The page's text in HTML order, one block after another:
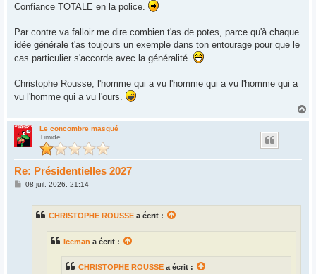
Confiance TOTALE en la police.
Par contre va falloir me dire combien t'as de potes, parce qu'à chaque
idée générale t'as toujours un exemple dans ton entourage pour que le
cas particulier s'accorde avec la généralité.
Christophe Rousse, l'homme qui a vu l'homme qui a vu l'homme qui a
vu l'homme qui a vu l'ours.
Le concombre masqué
Timide
Re: Présidentielles 2027
M08 juil. 2026, 21:14
CHRISTOPHE ROUSSE a écrit :
Iceman a écrit :
CHRISTOPHE ROUSSE a écrit :